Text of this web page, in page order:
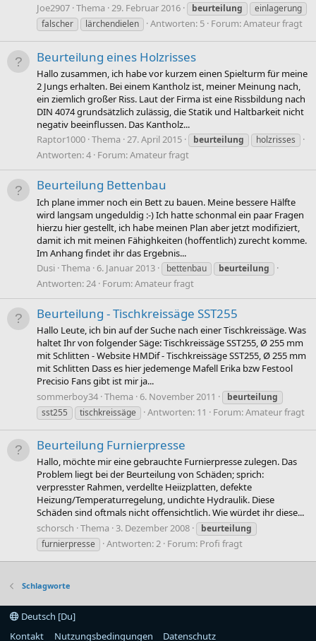
Joe2907 Thema 29. Februar 2016 beurteilung
einlagerung
falscher
lärchendielen Antworten: 5 Forum:Amateur fragt
Beurteilung eines Holzrisses
Hallo zusammen, ich habe vor kurzem einen Spielturm für meine
2 Jungs erhalten. Bei einem Kantholz ist, meiner Meinung nach,
ein ziemlich großer Riss. Laut der Firma ist eine Rissbildung nach
DIN 4074 grundsätzlich zulässig, die Statik und Haltbarkeit nicht
negativ beeinflussen. Das Kantholz...
Raptor1000 Thema 27. April 2015 beurteilung holzrisses
Antworten: 4 Forum:Amateur fragt
Beurteilung Bettenbau
Ich plane immer noch ein Bett zu bauen. Meine bessere Hälfte
wird langsam ungeduldig :-) Ich hatte schonmal ein paar Fragen
hierzu hier gestellt, ich habe meinen Plan aber jetzt modifiziert,
damit ich mit meinen Fähighkeiten (hoffentlich) zurecht komme.
Im Anhang findet ihr das Ergebnis...
Dusi Thema 6. Januar 2013 bettenbau beurteilung
Antworten: 24 Forum:Amateur fragt
Beurteilung - Tischkreissäge SST255
Hallo Leute, ich bin auf der Suche nach einer Tischkreissäge. Was
haltet Ihr von folgender Säge: Tischkreissäge SST255, Ø 255 mm
mit Schlitten - Website HMDif - Tischkreissäge SST255, Ø 255 mm
mit Schlitten Dass es hier jedemenge Mafell Erika bzw Festool
Precisio Fans gibt ist mir ja...
sommerboy34 Thema 6. November 2011
beurteilung
sst255
tischkreissäge Antworten: 11 Forum:Amateur fragt
Beurteilung Furnierpresse
Hallo, möchte mir eine gebrauchte Furnierpresse zulegen. Das
Problem liegt bei der Beurteilung von Schäden; sprich:
verpresster Rahmen, verdellte Heiizplatten, defekte
Heizung/Temperaturregelung, undichte Hydraulik. Diese
Schäden sind oftmals nicht offensichtlich. Wie würdet ihr diese...
schorsch Thema 3. Dezember 2008
beurteilung
furnierpresse
Antworten: 2 Forum: Profi fragt
Schlagworte
Deutsch [Du]
Kontakt
Nutzungsbedingungen Datenschutz